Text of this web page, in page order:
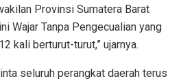
Provinsi Sumatera Barat
Wajar Tanpa Pengecualian yang
kali berturut-turut,” ujarnya.
seluruh perangkat daerah terus